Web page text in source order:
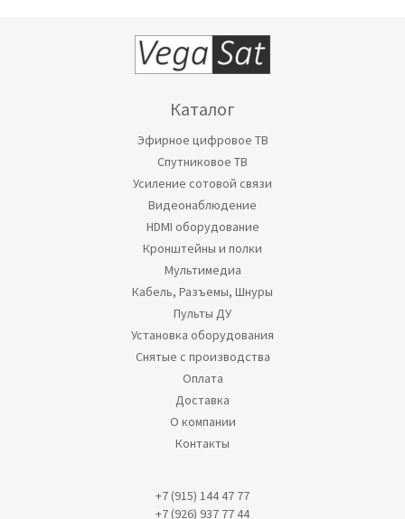
Каталог
Эфирное цифровое ТВ
Спутниковое ТВ
Усиление сотовой связи
Видеонаблюдение
HDMI оборудование
Кронштейны и полки
Мультимедиа
Кабель, Разъемы, Шнуры
Пульты ДУ
Установка оборудования
Снятые с производства
Оплата
Доставка
О компании
Контакты
+7 (915) 144 47 77
+7 (926) 937 77 44